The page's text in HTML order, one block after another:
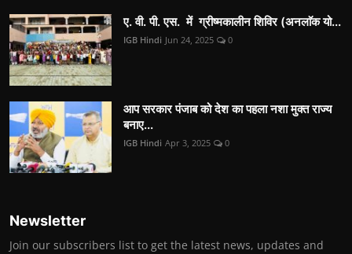
ए. वी. पी. एस. में ग्रीष्मकालीन शिविर (अनलाॅक यो...
IGB Hindi Jun 24, 2025 0
आप सरकार पंजाब को देश का पहला नशा मुक्त राज्य
बनाए...
IGB Hindi Apr 3, 2025 0
Newsletter
Join our subscribers list to get the latest news, updates and